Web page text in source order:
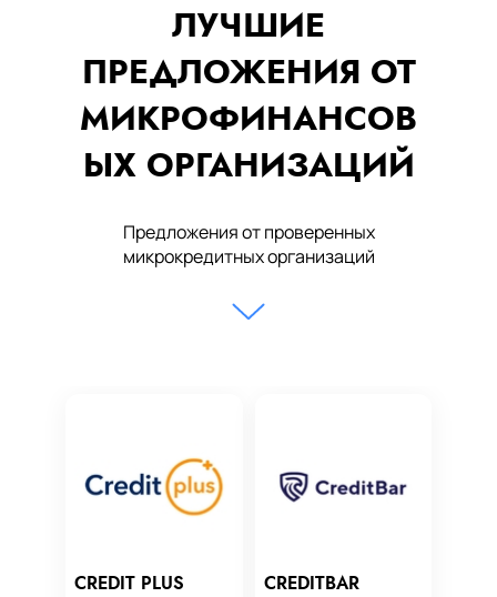
ЛУЧШИЕ
ПРЕДЛОЖЕНИЯ ОТ
МИКРОФИНАНСОВ
ЫХ ОРГАНИЗАЦИЙ
Предложения от проверенных
микрокредитных организаций
CREDIT PLUS CREDITBAR